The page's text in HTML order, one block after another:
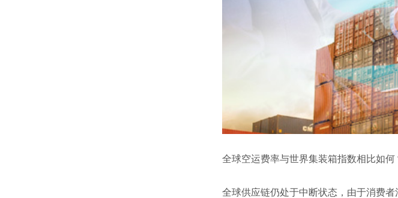
全球空运费率与世界集装箱指数相比如何
全球供应链仍处于中断状态，由于消费